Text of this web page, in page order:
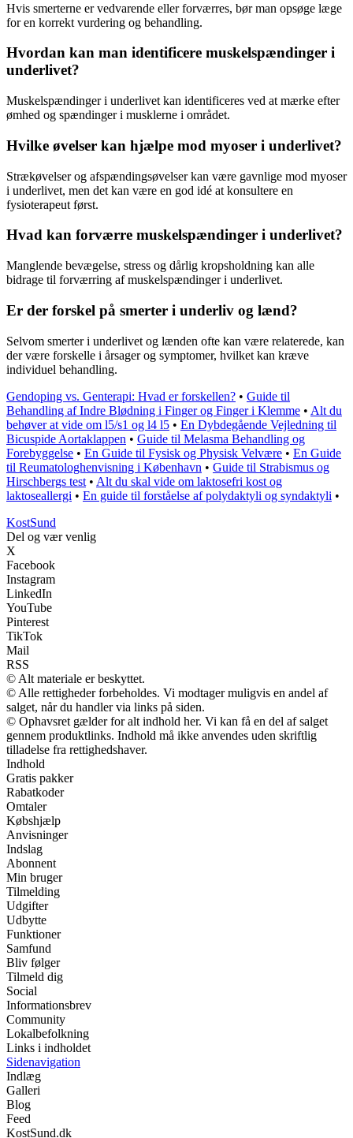
Hvis smerterne er vedvarende eller forværres, bør man opsøge læge
for en korrekt vurdering og behandling.
Hvordan kan man identificere muskelspændinger i
underlivet?
Muskelspændinger i underlivet kan identificeres ved at mærke efter
ømhed og spændinger i musklerne i området.
Hvilke øvelser kan hjælpe mod myoser i underlivet?
Strækøvelser og afspændingsøvelser kan være gavnlige mod myoser
i underlivet, men det kan være en god idé at konsultere en
fysioterapeut først.
Hvad kan forværre muskelspændinger i underlivet?
Manglende bevægelse, stress og dårlig kropsholdning kan alle
bidrage til forværring af muskelspændinger i underlivet.
Er der forskel på smerter i underliv og lænd?
Selvom smerter i underlivet og lænden ofte kan være relaterede, kan
der være forskelle i årsager og symptomer, hvilket kan kræve
individuel behandling.
Gendoping vs. Genterapi: Hvad er forskellen? • Guide til
Behandling af Indre Blødning i Finger og Finger i Klemme • Alt du
behøver at vide om l5/s1 og l4 l5 • En Dybdegående Vejledning til
Bicuspide Aortaklappen • Guide til Melasma Behandling og
Forebyggelse • En Guide til Fysisk og Physisk Velvære • En Guide
til Reumatologhenvisning i København • Guide til Strabismus og
Hirschbergs test • Alt du skal vide om laktosefri kost og
laktoseallergi • En guide til forståelse af polydaktyli og syndaktyli •
KostSund
Del og vær venlig
X
Facebook
Instagram
LinkedIn
YouTube
Pinterest
TikTok
Mail
RSS
© Alt materiale er beskyttet.
© Alle rettigheder forbeholdes. Vi modtager muligvis en andel af
salget, når du handler via links på siden.
© Ophavsret gælder for alt indhold her. Vi kan få en del af salget
gennem produktlinks. Indhold må ikke anvendes uden skriftlig
tilladelse fra rettighedshaver.
Indhold
Gratis pakker
Rabatkoder
Omtaler
Købshjælp
Anvisninger
Indslag
Abonnent
Min bruger
Tilmelding
Udgifter
Udbytte
Funktioner
Samfund
Bliv følger
Tilmeld dig
Social
Informationsbrev
Community
Lokalbefolkning
Links i indholdet
Sidenavigation
Indlæg
Galleri
Blog
Feed
KostSund.dk